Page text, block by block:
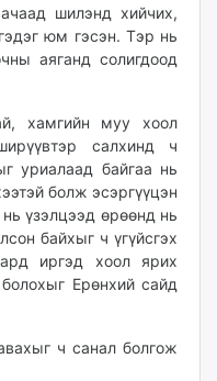
шилэнд хийчих,
юм гэсэн. Тэр нь
аяганд солигдоод
хамгийн муу хоол
салхинд ч
уриалаад байгаа нь
болж эсэргүүцэн
үзэлцээд өрөөнд нь
байхыг ч үгүйсгэх
иргэд хоол ярих
Ерөнхий сайд
ч санал болгож